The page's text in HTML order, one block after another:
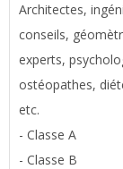
Architectes,
conseils,
experts,
ostéopathes,
etc.
- Classe A
- Classe B